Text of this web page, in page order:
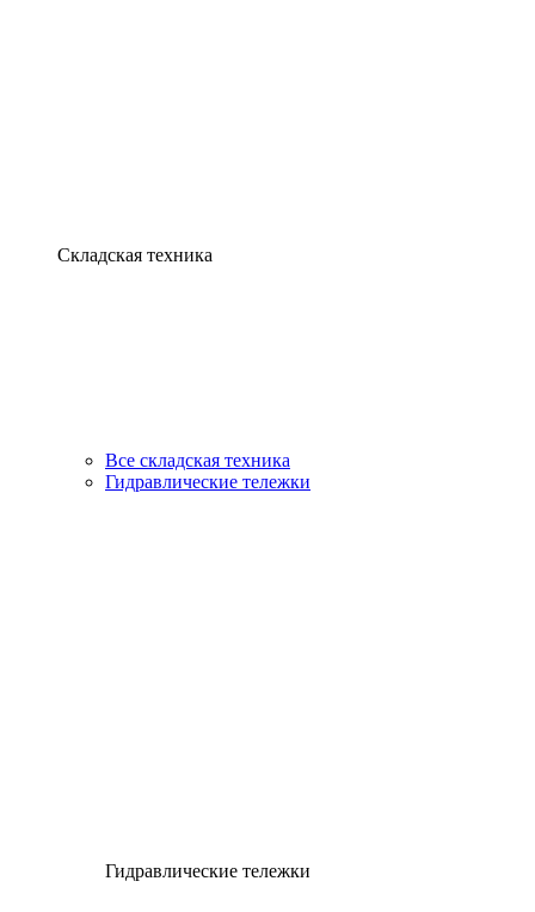
Складская техника
Все складская техника
Гидравлические тележки
Гидравлические тележки